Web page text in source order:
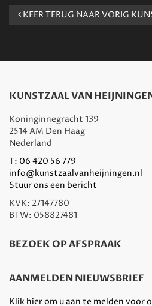
KEER TERUG NAAR VORIG
KUNSTZAAL VAN
Koninginnegracht 139
2514 AM Den Haag
Nederland
T: 06 420 56 779
info@kunstzaalvanheijningen.nl
Stuur ons een bericht
KVK: 27147780
BTW: 058827481
BEZOEK OP AFSPRAAK
AANMELDEN NIEUWSBRIEF
Klik hier om u aan te melden voor